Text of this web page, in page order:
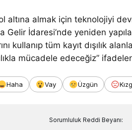
altına almak için teknolojiyi
Gelir İdaresi’nde yeniden
kullanıp tüm kayıt dışılık
mücadele edeceğiz”
Haha Vay Üzgün
Sorumluluk Reddi Beyanı: